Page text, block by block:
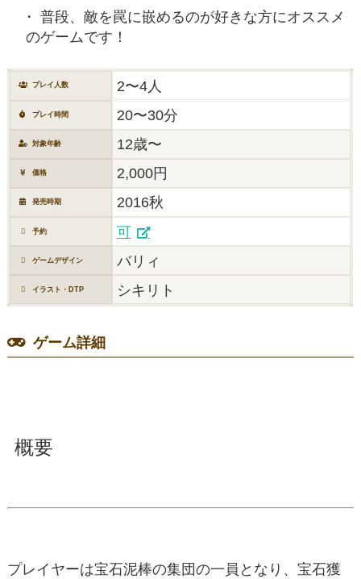
普段、敵を罠に嵌めるのが好きな方にオススメ
のゲームです！
プレイ人数 2〜4人
プレイ時間 20〜30分
対象年齢 12歳〜
価格 2,000円
発売時期 2016秋
予約 可
ゲームデザイン バリィ
イラスト・DTP シキリト
ゲーム詳細
概要
プレイヤーは宝石泥棒の集団の一員となり、宝石獲